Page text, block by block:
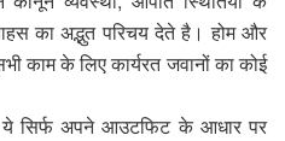
का अद्भुत परिचय देते है। होम और
काम के लिए कार्यरत जवानों का कोई
ये सिर्फ अपने आउटफिट के आधार पर